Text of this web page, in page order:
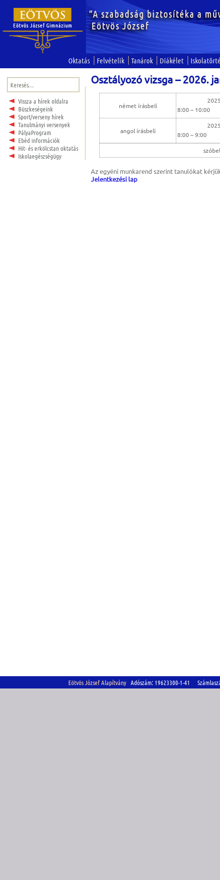
Oktatás Felvételik Tanárok Diákélet
Keresés:
Vissza a hírek oldalra
Büszkeségeink
Sport/verseny hírek
Tanulmányi versenyek
PályaProgram
Ebéd információk
Hit- és erkölcstan oktatás
Iskolaegészségügy
Osztályozó vizsga – 2026.
német írásbeli
8:00 – 10:00
angol írásbeli
8:00 – 9:00
Az egyéni munkarend szerint tanulókat
Jelentkezési lap
Eötvös József Alapítvány Adószám: 19623300-1-41